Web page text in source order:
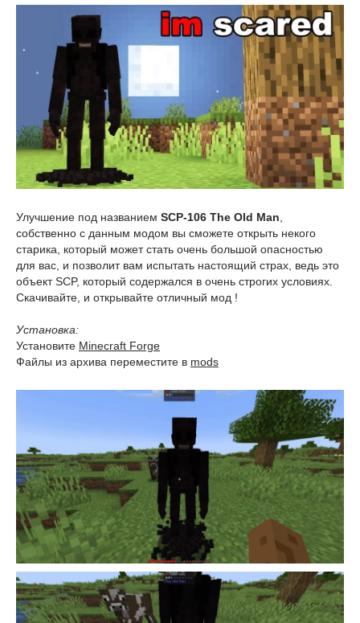
Улучшение под названием SCP-106 The Old Man,
собственно с данным модом вы сможете открыть некого
старика, который может стать очень большой опасностью
для вас, и позволит вам испытать настоящий страх, ведь это
объект SCP, который содержался в очень строгих условиях.
Скачивайте, и открывайте отличный мод !
Установка:
Установите Minecraft Forge
Файлы из архива переместите в mods